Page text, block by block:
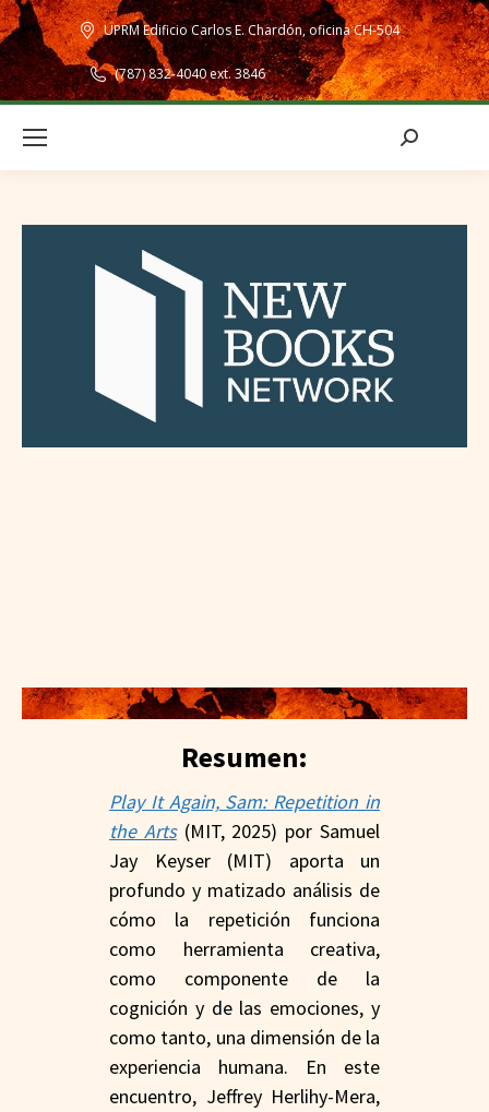
UPRM Edificio Carlos E. Chardón, oficina CH-504
(787) 832-4040 ext. 3846
Search:
Resumen:
Play It Again, Sam: Repetition in
the Arts (MIT, 2025) por Samuel
Jay Keyser (MIT) aporta un
profundo y matizado análisis de
cómo la repetición funciona
como herramienta creativa,
como componente de la
cognición y de las emociones, y
como tanto, una dimensión de la
experiencia humana. En este
encuentro, Jeffrey Herlihy-Mera,